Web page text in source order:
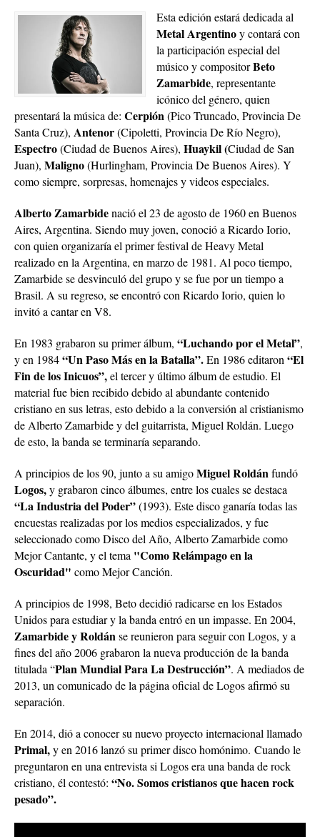
Esta edición estará dedicada al
Metal Argentinoy contará con
la participación especial del
músico y compositorBeto
Zamarbide, representante
icónico del género, quien
presentará la música de: Cerpión(Pico Truncado, Provincia De
Santa Cruz), Antenor(Cipoletti, Provincia De Río Negro),
Espectro(Ciudad de Buenos Aires), Huaykil (Ciudad de San
Juan), Maligno(Hurlingham, Provincia De Buenos Aires). Y
como siempre, sorpresas, homenajes y videos especiales.
Alberto Zamarbidenació el 23 de agosto de 1960 en Buenos
Aires, Argentina. Siendo muy joven, conoció a Ricardo Iorio,
con quien organizaría el primer festival de Heavy Metal
realizado en la Argentina, en marzo de 1981. Al poco tiempo,
Zamarbide se desvinculó del grupo y se fue por un tiempo a
Brasil. A su regreso, se encontró con Ricardo Iorio, quien lo
invitó a cantar en V8.
En 1983 grabaron su primer álbum, “Luchando por el Metal”,
y en 1984“Un Paso Más en la Batalla”.En 1986 editaron “El
Fin de los Inicuos”,el tercer y último álbum de estudio. El
material fue bien recibido debido al abundante contenido
cristiano en sus letras, esto debido a la conversión al cristianismo
de Alberto Zamarbide y del guitarrista, Miguel Roldán. Luego
de esto, la banda se terminaría separando.
A principios de los 90, junto a su amigoMiguel Roldánfundó
Logos,y grabaron cinco álbumes, entre los cuales se destaca
“La Industria del Poder”(1993). Este disco ganaría todas las
encuestas realizadas por los medios especializados, y fue
seleccionado como Disco del Año, Alberto Zamarbide como
Mejor Cantante, y el tema "Como Relámpago en la
Oscuridad" como Mejor Canción.
A principios de 1998, Beto decidió radicarse en los Estados
Unidos para estudiar y la banda entró en un impasse. En 2004,
Zamarbide y Roldánse reunieron para seguir con Logos, y a
fines del año 2006 grabaron la nueva producción de la banda
titulada “Plan Mundial Para La Destrucción”. A mediados de
2013, un comunicado de la página oficial de Logos afirmó su
separación.
En 2014, dió a conocer su nuevo proyecto internacional llamado
Primal,y en 2016 lanzó su primer disco homónimo. Cuando le
preguntaron en una entrevista si Logos era una banda de rock
cristiano, él contestó: “No. Somos cristianos que hacen rock
pesado”.